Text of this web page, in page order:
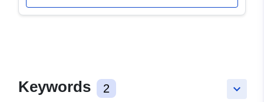
keyboard_arrow_down
Keywords 2